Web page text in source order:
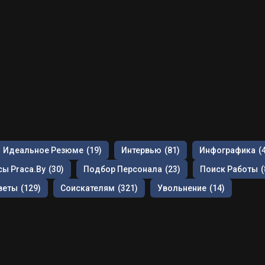
Идеальное Резюме (19) Интервью (81) Инфографика
Praca.by (30) Подбор Персонала (23) Поиск Работы
(129) Соискателям (321) Увольнение (14)